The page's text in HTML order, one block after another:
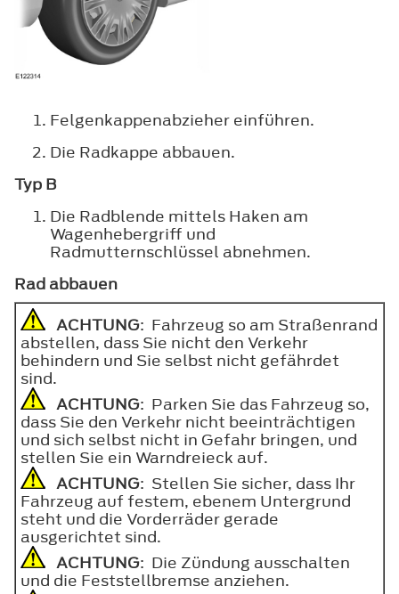
Felgenkappenabzieher einführen.
Die Radkappe abbauen.
Typ B
Die Radblende mittels Haken am
Wagenhebergriff und
Radmutternschlüssel abnehmen.
Rad abbauen
ACHTUNG: Fahrzeug so am Straßenrand
abstellen, dass Sie nicht den Verkehr
behindern und Sie selbst nicht gefährdet
sind.
ACHTUNG: Parken Sie das Fahrzeug so,
dass Sie den Verkehr nicht beeinträchtigen
und sich selbst nicht in Gefahr bringen, und
stellen Sie ein Warndreieck auf.
ACHTUNG: Stellen Sie sicher, dass Ihr
Fahrzeug auf festem, ebenem Untergrund
steht und die Vorderräder gerade
ausgerichtet sind.
ACHTUNG: Die Zündung ausschalten
und die Feststellbremse anziehen.